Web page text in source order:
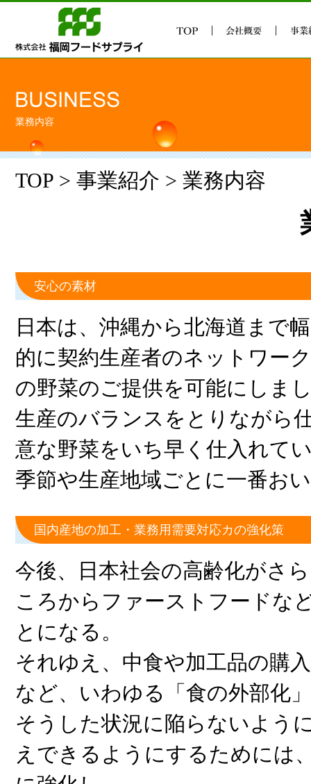
業務内容
TOP > 事業紹介 > 業務内容
安心の素材
日本は、沖縄から北海道まで
的に契約生産者のネットワー
の野菜のご提供を可能にしま
生産のバランスをとりながら
意な野菜をいち早く仕入れて
季節や生産地域ごとに一番お
国内産地の加工・業務用需要対応カの強化策
今後、日本社会の高齢化がさ
ころからファーストフードな
とになる。
それゆえ、中食や加工品の購
など、いわゆる「食の外部化
そうした状況に陥らないよう
えできるようにするためには